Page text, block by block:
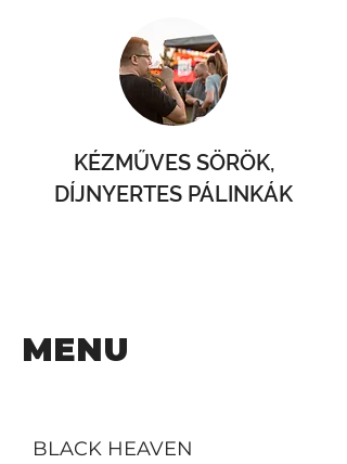
KÉZMŰVES SÖRÖK,
DÍJNYERTES PÁLINKÁK
MENU
BLACK HEAVEN